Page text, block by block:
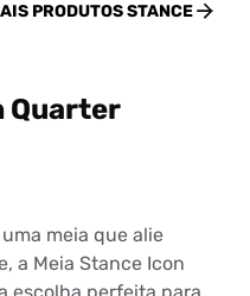
PRODUTOSSTANCE
Quarter
meia que alie
a Meia Stance Icon